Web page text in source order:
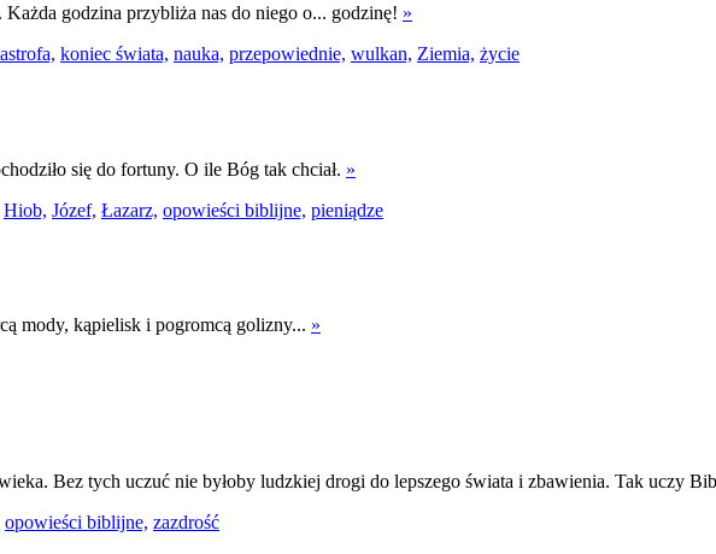
godzina przybliża nas do niego o... godzinę! »
koniec świata, nauka, przepowiednie, wulkan, Ziemia, życie
się do fortuny. O ile Bóg tak chciał. »
Hiob, Józef, Łazarz, opowieści biblijne, pieniądze
mody, kąpielisk i pogromcą golizny... »
Bez tych uczuć nie byłoby ludzkiej drogi do lepszego świata i zbawienia. Tak uczy
opowieści biblijne, zazdrość